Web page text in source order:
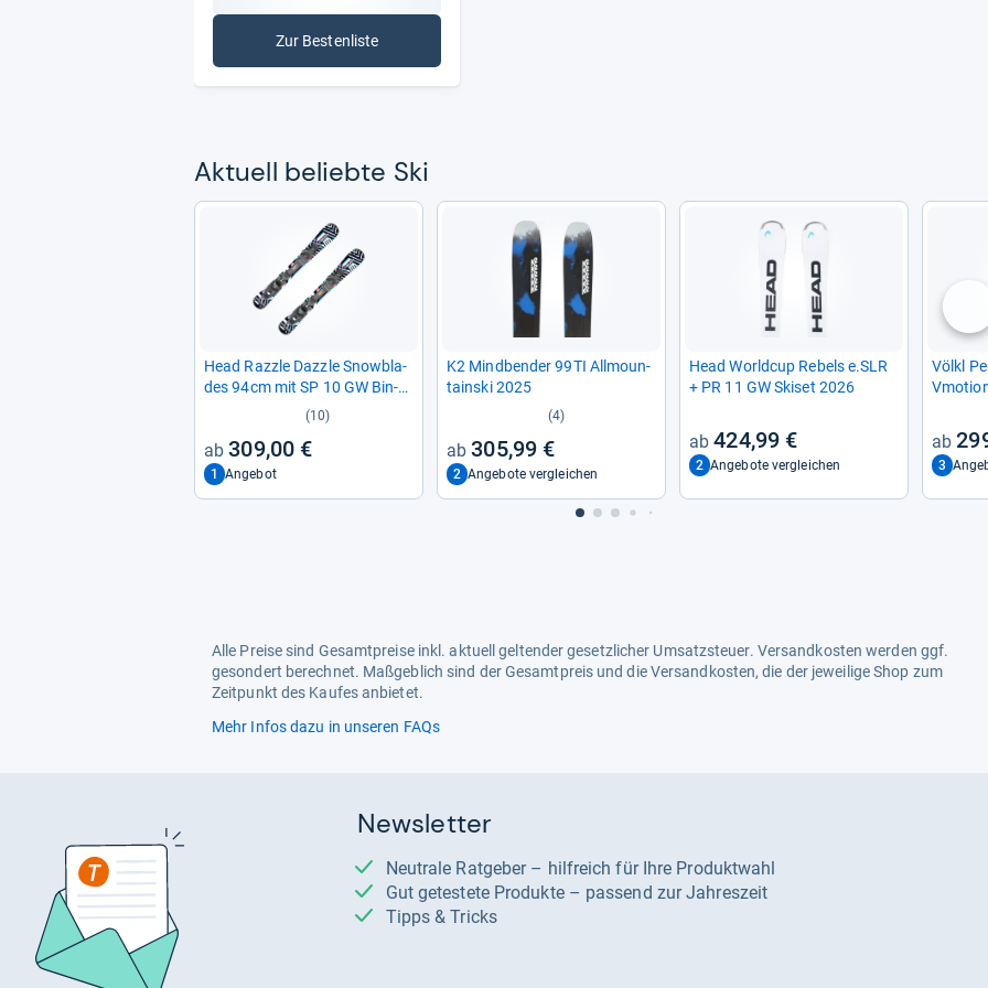
Zur Bestenliste
: Ski
Aktu­ell beliebte Ski
Head Razzle Dazzle Snowb­la­
des 94cm mit SP 10 GW Bin­
(10)
309,00 €
1 Angebot
K2 Mind­ben­der 99TI All­moun­
tain­ski 2025
(4)
305,99 €
2 Angebote vergleichen
Head World­cup Rebels e.SLR
+ PR 11 GW Ski­set 2026
424,99 €
2 Angebote vergleichen
Völkl
3
Alle Preise sind Gesamtpreise inkl. aktuell geltender gesetzlicher Umsatzsteuer. Versandkosten werden ggf.
gesondert berechnet. Maßgeblich sind der Gesamtpreis und die Versandkosten, die der jeweilige Shop zum
Zeitpunkt des Kaufes anbietet.
Mehr Infos dazu in unseren FAQs
Newsletter
Neutrale Ratgeber – hilfreich für Ihre Produktwahl
Gut getestete Produkte – passend zur Jahreszeit
Tipps & Tricks